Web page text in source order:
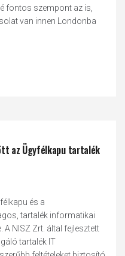
fontos szempont az is,
van innen Londonba
az Ügyfélkapu tartalék
és a
tartalék informatikai
NISZ Zrt. által fejlesztett
tartalék IT